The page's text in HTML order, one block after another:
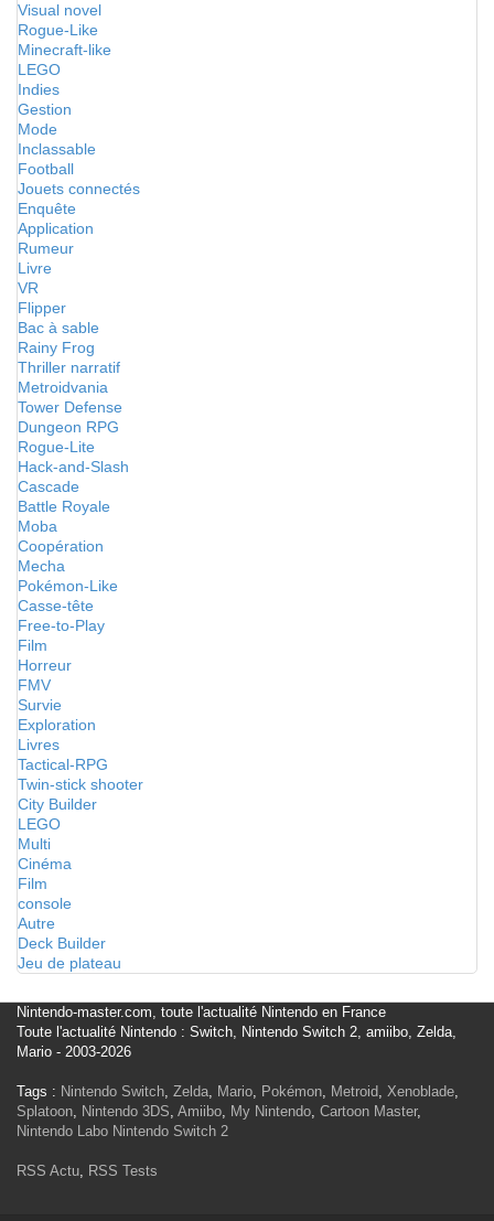
Visual novel
Rogue-Like
Minecraft-like
LEGO
Indies
Gestion
Mode
Inclassable
Football
Jouets connectés
Enquête
Application
Rumeur
Livre
VR
Flipper
Bac à sable
Rainy Frog
Thriller narratif
Metroidvania
Tower Defense
Dungeon RPG
Rogue-Lite
Hack-and-Slash
Cascade
Battle Royale
Moba
Coopération
Mecha
Pokémon-Like
Casse-tête
Free-to-Play
Film
Horreur
FMV
Survie
Exploration
Livres
Tactical-RPG
Twin-stick shooter
City Builder
LEGO
Multi
Cinéma
Film
console
Autre
Deck Builder
Jeu de plateau
Nintendo-master.com, toute l'actualité Nintendo en France
Toute l'actualité Nintendo : Switch, Nintendo Switch 2, amiibo, Zelda,
Mario - 2003-2026
Tags : Nintendo Switch, Zelda, Mario, Pokémon, Metroid, Xenoblade,
Splatoon, Nintendo 3DS, Amiibo, My Nintendo, Cartoon Master,
Nintendo Labo Nintendo Switch 2
RSS Actu, RSS Tests